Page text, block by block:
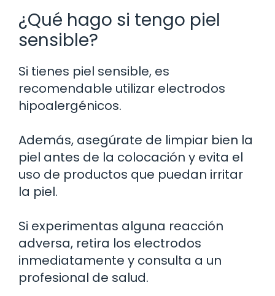
¿Qué hago si tengo piel
sensible?
Si tienes piel sensible, es
recomendable utilizar electrodos
hipoalergénicos.
Además, asegúrate de limpiar bien la
piel antes de la colocación y evita el
uso de productos que puedan irritar
la piel.
Si experimentas alguna reacción
adversa, retira los electrodos
inmediatamente y consulta a un
profesional de salud.